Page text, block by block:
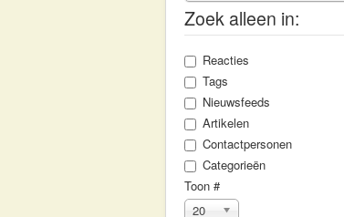
Zoek alleen in:
Reacties
Tags
Nieuwsfeeds
Artikelen
Contactpersonen
Categorieën
Toon #
20